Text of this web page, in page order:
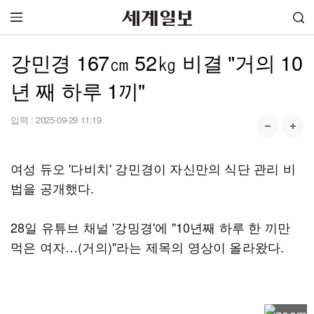
강민경 167㎝ 52㎏ 비결 "거의 10
년 째 하루 1끼"
입력 : 2025-09-29 11:19
여성 듀오 '다비치' 강민경이 자신만의 식단 관리 비
법을 공개했다.
28일 유튜브 채널 '강밍경'에 "10년째 하루 한 끼만
먹은 여자…(거의)"라는 제목의 영상이 올라왔다.